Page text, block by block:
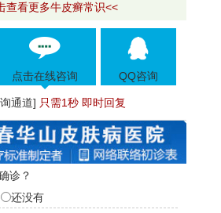
查看更多牛皮癣常识<<
点击在线咨询 QQ咨询
通道] 只需1秒 即时回复
诊？
还没有